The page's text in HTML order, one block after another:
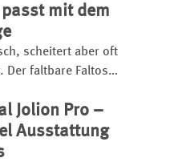
betroffen sind
müssen.
mit dem
scheitert aber oft
Der faltbare Faltos
Garage, mit dem
was der clevere
aufgebaut wird.
Jolion Pro –
Ausstattung